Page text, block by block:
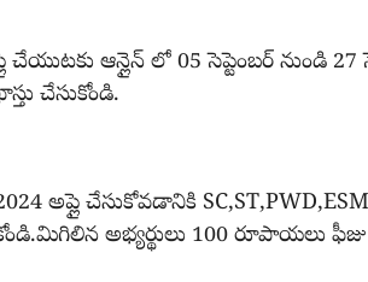
ఆన్లైన్ లో 05 సెప్టెంబర్ నుండి
చేసుకోండి.
అప్లై చేసుకోవడానికి
అభ్యర్థులు 100 రూపాయలు